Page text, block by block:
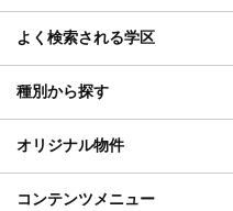
よく検索される学区
種別から探す
オリジナル物件
コンテンツメニュー